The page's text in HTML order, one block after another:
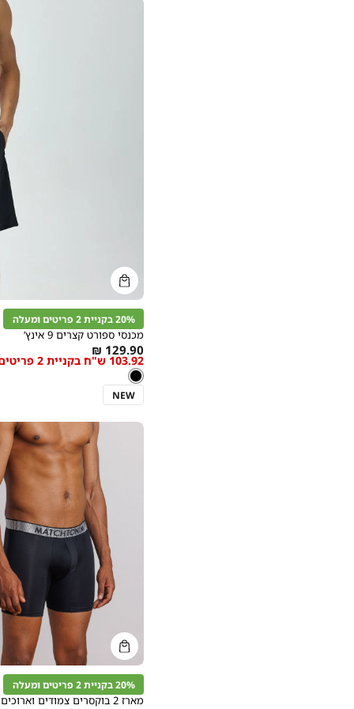
קנייה
מהירהColor
שחור
הוספה
לסל
20% בקניית 2 פריטים ומעלה
מכנסי ספורט קצרים 9 אינץ’
As
low
as
129.90 ₪
103.92 ש"ח בקניית 2 פריטים ומעלה
צבע
שחור
שחור
NEW
קנייה
מהירהColor
שחור
הוספה
לסל
20% בקניית 2 פריטים ומעלה
מארז 2 בוקסרים צמודים וארוכים D-COOLER